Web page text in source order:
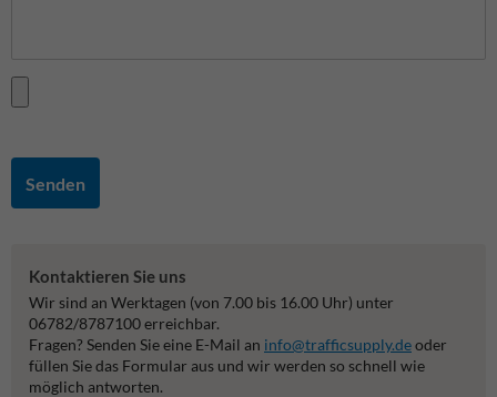
Senden
Kontaktieren Sie uns
Wir sind an Werktagen (von 7.00 bis 16.00 Uhr) unter
06782/8787100 erreichbar.
Fragen? Senden Sie eine E-Mail an info@trafficsupply.deoder
füllen Sie das Formular aus und wir werden so schnell wie
möglich antworten.